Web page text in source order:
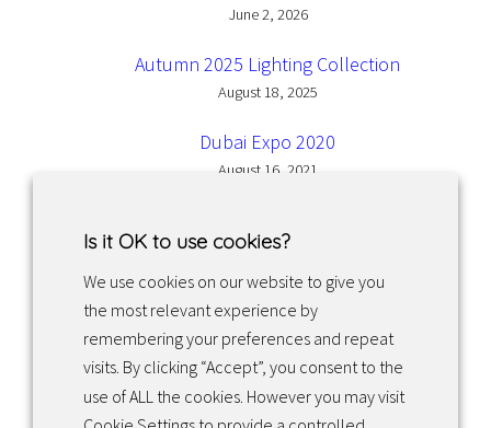
June 2, 2026
Autumn 2025 Lighting Collection
August 18, 2025
Dubai Expo 2020
August 16, 2021
Facebook InstagramLinkedIn
Returns & exchanges
Is it OK to use cookies?
We use cookies on our website to give you
the most relevant experience by
remembering your preferences and repeat
visits. By clicking “Accept”, you consent to the
use of ALL the cookies. However you may visit